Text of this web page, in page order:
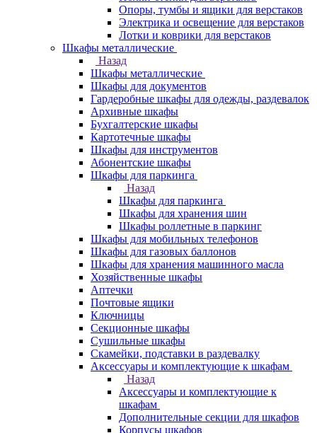
Опоры, тумбы и ящики для верстаков
Электрика и освещение для верстаков
Лотки и коврики для верстаков
Шкафы металлические
Назад
Шкафы металлические
Шкафы для документов
Гардеробные шкафы для одежды, раздевалок
Архивные шкафы
Бухгалтерские шкафы
Картотечные шкафы
Шкафы для инструментов
Абонентские шкафы
Шкафы для паркинга
Назад
Шкафы для паркинга
Шкафы для хранения шин
Шкафы роллетные в паркинг
Шкафы для мобильных телефонов
Шкафы для газовых баллонов
Шкафы для хранения машинного масла
Хозяйственные шкафы
Аптечки
Почтовые ящики
Ключницы
Секционные шкафы
Сушильные шкафы
Скамейки, подставки в раздевалку
Аксессуары и комплектующие к шкафам
Назад
Аксессуары и комплектующие к
шкафам
Дополнительные секции для шкафов
Корпусы шкафов